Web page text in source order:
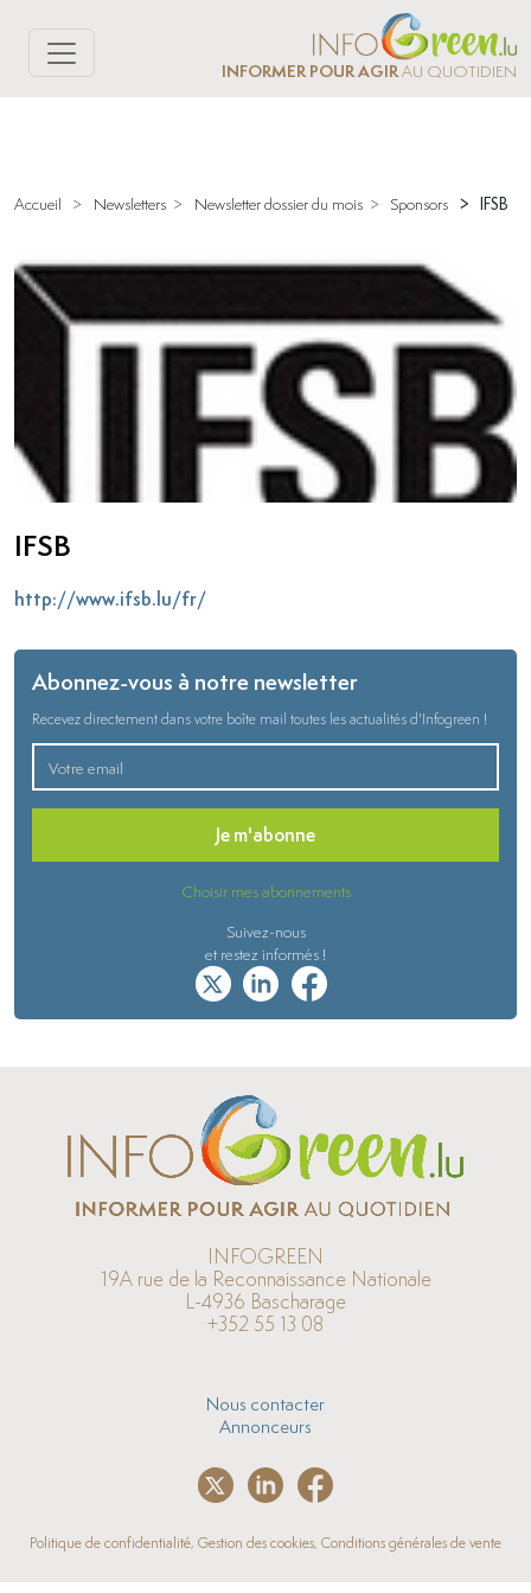
INFORMER POUR AGIRAU QUOTIDIEN
Accueil > Newsletters > Newsletter dossier du mois > Sponsors > IFSB
IFSB
http://www.ifsb.lu/fr/
Abonnez-vous à notre newsletter
Recevez directement dans votre boîte mail toutes les actualités d'Infogreen !
Je m'abonne
Choisir mes abonnements
Suivez-nous
et restez informés !
INFOGREEN
19A rue de la Reconnaissance Nationale
L-4936 Bascharage
+352 55 13 08
Nous contacter
Annonceurs
Politique de confidentialité, Gestion des cookies, Conditions générales de vente